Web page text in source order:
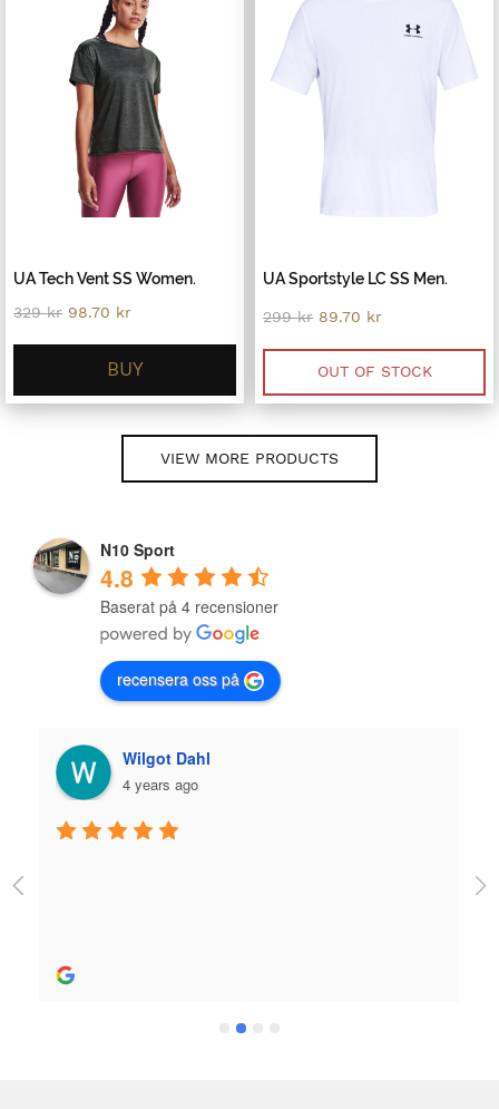
UA Tech Vent SS Women.
329kr Original
was:
329 kr.
98.70 krCurrent
is:
98.70 kr.
BUY
UA Sportstyle LC SS Men.
299kr Original
was:
299 kr.
89.70 krCurrent
is:
89.70 kr.
OUT OF STOCK
VIEW MORE PRODUCTS
N10 Sport
4.8
Baserat på 4 recensioner
recensera oss på
Wilgot Dahl
4 years ago